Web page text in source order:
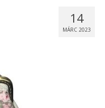
14
MÁRC 2023